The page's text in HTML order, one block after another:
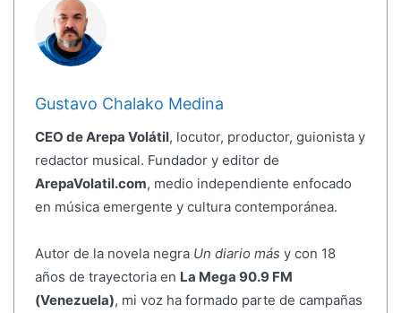
Gustavo Chalako Medina
CEO de Arepa Volátil, locutor, productor, guionista y
redactor musical. Fundador y editor de
ArepaVolatil.com, medio independiente enfocado
en música emergente y cultura contemporánea.
Autor de la novela negra Un diario más y con 18
años de trayectoria en La Mega 90.9 FM
(Venezuela), mi voz ha formado parte de campañas